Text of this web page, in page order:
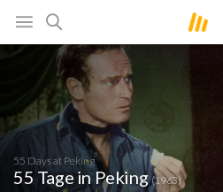
55 Days at Peking
55 Tage in Peking(1963)